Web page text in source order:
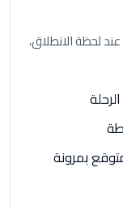
لحظة الانطلاق،
بمرونة